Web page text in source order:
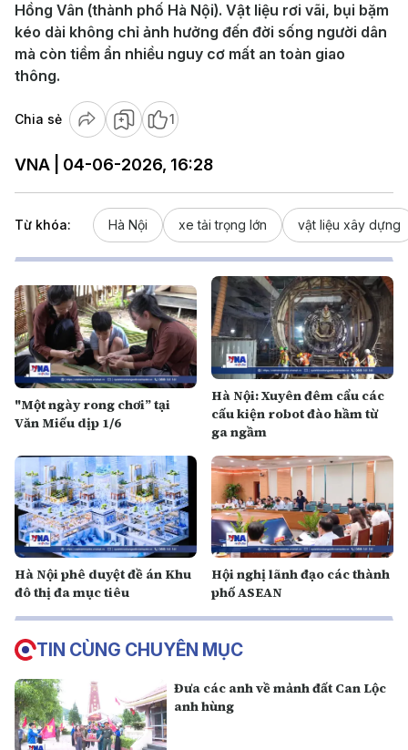
Hồng Vân (thành phố Hà Nội). Vật liệu rơi vãi, bụi bặm
kéo dài không chỉ ảnh hưởng đến đời sống người dân
mà còn tiềm ẩn nhiều nguy cơ mất an toàn giao
thông.
Chia sẻ 1
VNA | 04-06-2026, 16:28
Từ khóa: Hà Nội xe tải trọng lớn vật liệu xây dựng
"Một ngày rong chơi” tại
Văn Miếu dịp 1/6
Hà Nội: Xuyên đêm cẩu các
cấu kiện robot đào hầm từ
ga ngầm
Hà Nội phê duyệt đề án Khu
đô thị đa mục tiêu
Hội nghị lãnh đạo các thành
phố ASEAN
TIN CÙNG CHUYÊN MỤC
Đưa các anh về mảnh đất Can Lộc
anh hùng